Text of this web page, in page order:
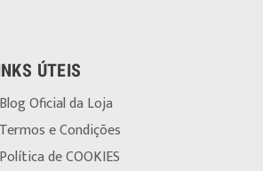
ÚTEIS
Blog Oficial da Loja
Termos e Condições
Política de COOKIES